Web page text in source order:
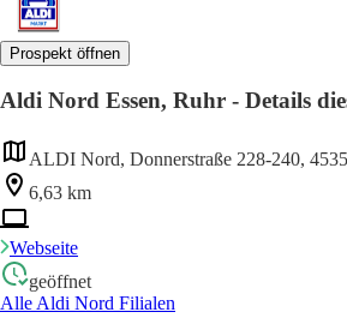
Prospekt öffnen
Aldi Nord Essen, Ruhr - Details
ALDI Nord, Donnerstraße 228-240,
6,63 km
Webseite
geöffnet
Alle Aldi Nord Filialen